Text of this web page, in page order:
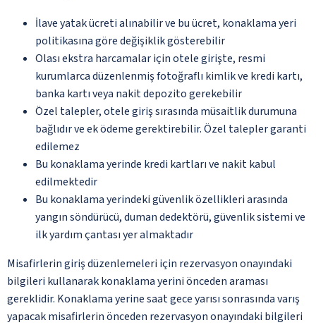
İlave yatak ücreti alınabilir ve bu ücret, konaklama yeri
politikasına göre değişiklik gösterebilir
Olası ekstra harcamalar için otele girişte, resmi
kurumlarca düzenlenmiş fotoğraflı kimlik ve kredi kartı,
banka kartı veya nakit depozito gerekebilir
Özel talepler, otele giriş sırasında müsaitlik durumuna
bağlıdır ve ek ödeme gerektirebilir. Özel talepler garanti
edilemez
Bu konaklama yerinde kredi kartları ve nakit kabul
edilmektedir
Bu konaklama yerindeki güvenlik özellikleri arasında
yangın söndürücü, duman dedektörü, güvenlik sistemi ve
ilk yardım çantası yer almaktadır
Misafirlerin giriş düzenlemeleri için rezervasyon onayındaki
bilgileri kullanarak konaklama yerini önceden araması
gereklidir. Konaklama yerine saat gece yarısı sonrasında varış
yapacak misafirlerin önceden rezervasyon onayındaki bilgileri